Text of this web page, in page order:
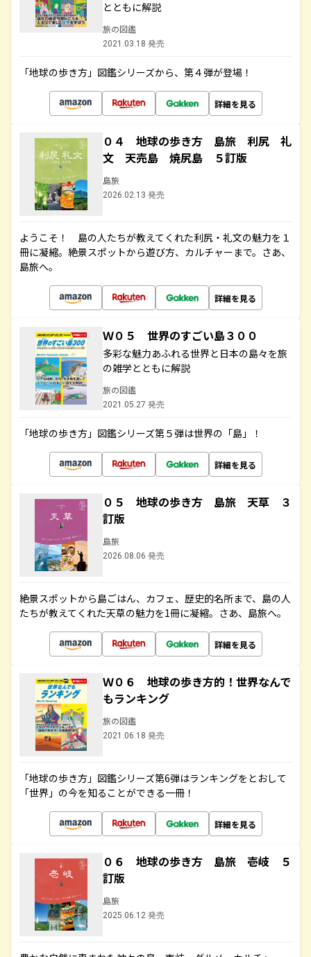
とともに解説
旅の図鑑
2021.03.18 発売
「地球の歩き方」図鑑シリーズから、第４弾が登場！
詳細を見る
０４ 地球の歩き方 島旅 利尻 礼
文 天売島 焼尻島 ５訂版
島旅
2026.02.13 発売
ようこそ！ 島の人たちが教えてくれた利尻・礼文の魅力を１
冊に凝縮。絶景スポットから遊び方、カルチャーまで。さあ、
島旅へ。
詳細を見る
Ｗ０５ 世界のすごい島３００
多彩な魅力あふれる世界と日本の島々を旅
の雑学とともに解説
旅の図鑑
2021.05.27 発売
「地球の歩き方」図鑑シリーズ第５弾は世界の「島」！
詳細を見る
０５ 地球の歩き方 島旅 天草 ３
訂版
島旅
2026.08.06 発売
絶景スポットから島ごはん、カフェ、歴史的名所まで、島の人
たちが教えてくれた天草の魅力を1冊に凝縮。さあ、島旅へ。
詳細を見る
Ｗ０６ 地球の歩き方的！世界なんで
もランキング
旅の図鑑
2021.06.18 発売
「地球の歩き方」図鑑シリーズ第6弾はランキングをとおして
「世界」の今を知ることができる一冊！
詳細を見る
０６ 地球の歩き方 島旅 壱岐 ５
訂版
島旅
2025.06.12 発売